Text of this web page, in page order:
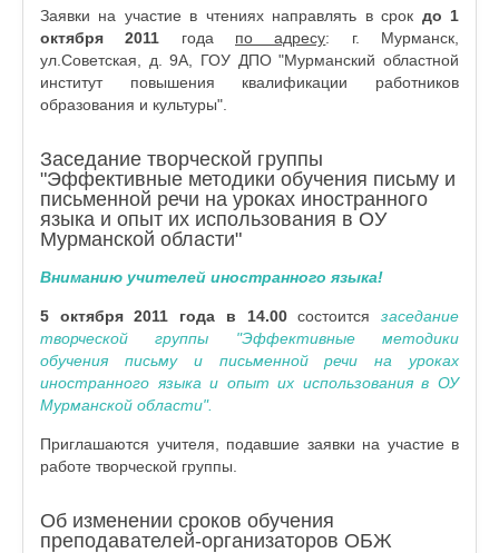
Заявки на участие в чтениях направлять в срок до 1
октября 2011 года по адресу: г. Мурманск,
ул.Советская, д. 9А, ГОУ ДПО "Мурманский областной
институт повышения квалификации работников
образования и культуры".
Заседание творческой группы
"Эффективные методики обучения письму и
письменной речи на уроках иностранного
языка и опыт их использования в ОУ
Мурманской области"
Вниманию учителей иностранного языка!
5 октября 2011 года в 14.00состоитсязаседание
творческой группы "Эффективные методики
обучения письму и письменной речи на уроках
иностранного языка и опыт их использования в ОУ
Мурманской области".
Приглашаются учителя, подавшие заявки на участие в
работе творческой группы.
Об изменении сроков обучения
преподавателей-организаторов ОБЖ